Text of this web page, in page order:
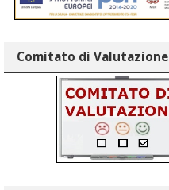
Comitato di Valutazione